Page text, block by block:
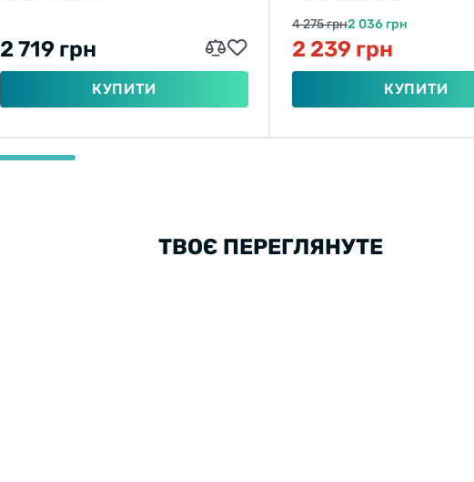
2 719 грн
КУПИТИ
4 275 грн2 036 грн
2 239 грн
КУПИТИ
ТВОЄ ПЕРЕГЛЯНУТЕ